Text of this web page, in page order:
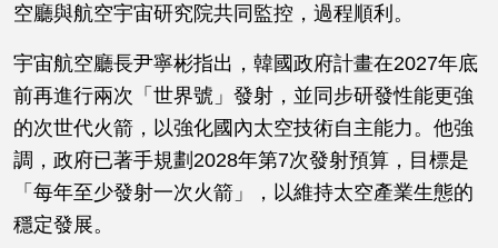
空廳與航空宇宙研究院共同監控，過程順利。
宇宙航空廳長尹寧彬指出，韓國政府計畫在2027年底
前再進行兩次「世界號」發射，並同步研發性能更強
的次世代火箭，以強化國內太空技術自主能力。他強
調，政府已著手規劃2028年第7次發射預算，目標是
「每年至少發射一次火箭」，以維持太空產業生態的
穩定發展。